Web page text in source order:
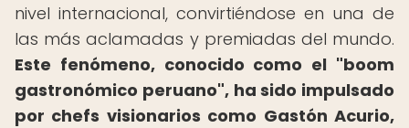
nivel internacional, convirtiéndose en una de
las más aclamadas y premiadas del mundo.
Este fenómeno, conocido como el "boom
gastronómico peruano", ha sido impulsado
por chefs visionarios como Gastón Acurio,